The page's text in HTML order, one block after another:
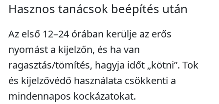
Hasznos tanácsok beépítés után
Az első 12–24 órában kerülje az erős
nyomást a kijelzőn, és ha van
ragasztás/tömítés, hagyja időt „kötni”. Tok
és kijelzővédő használata csökkenti a
mindennapos kockázatokat.